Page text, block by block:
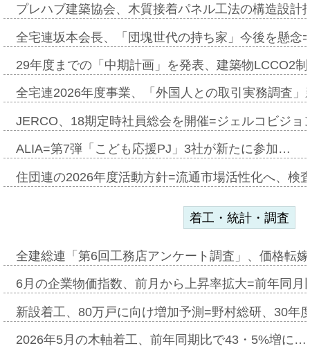
プレハブ建築協会、木質接着パネル工法の構造設
全宅連坂本会長、「団塊世代の持ち家」今後を懸
29年度までの「中期計画」を発表、建築物LCCO2
全宅連2026年度事業、「外国人との取引実務調査
JERCO、18期定時社員総会を開催=ジェルコビジ
ALIA=第7弾「こども応援PJ」3社が新たに参加…
住団連の2026年度活動方針=流通市場活性化へ、検
着工・統計・調査
全建総連「第6回工務店アンケート調査」、価格転
6月の企業物価指数、前月から上昇率拡大=前年同
新設着工、80万戸に向け増加予測=野村総研、30年
2026年5月の木軸着工、前年同期比で43・5%増に…